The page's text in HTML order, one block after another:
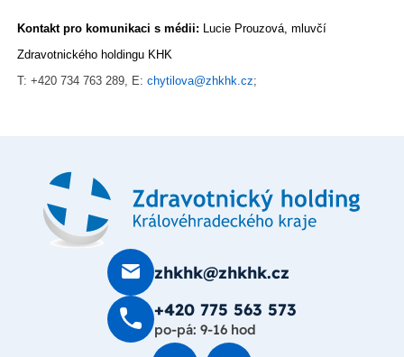
Kontakt pro komunikaci s médii:
Lucie Prouzová, mluvčí
Zdravotnického holdingu KHK
T: +420 734 763 289, E: chytilova@zhkhk.cz;
zhkhk@zhkhk.cz
+420 775 563 573
po-pá: 9-16 hod